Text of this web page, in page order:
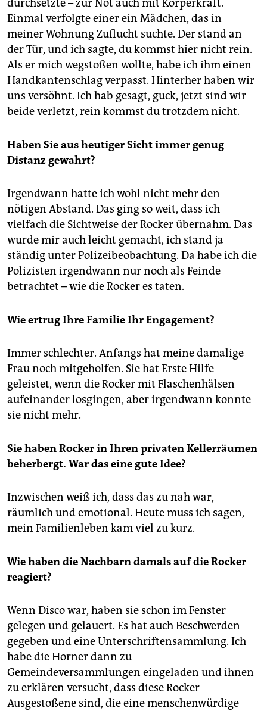
durchsetzte – zur Not auch mit Körperkraft.
Einmal verfolgte einer ein Mädchen, das in
meiner Wohnung Zuflucht suchte. Der stand an
der Tür, und ich sagte, du kommst hier nicht rein.
Als er mich wegstoßen wollte, habe ich ihm einen
Handkantenschlag verpasst. Hinterher haben wir
uns versöhnt. Ich hab gesagt, guck, jetzt sind wir
beide verletzt, rein kommst du trotzdem nicht.
Haben Sie aus heutiger Sicht immer genug
Distanz gewahrt?
Irgendwann hatte ich wohl nicht mehr den
nötigen Abstand. Das ging so weit, dass ich
vielfach die Sichtweise der Rocker übernahm. Das
wurde mir auch leicht gemacht, ich stand ja
ständig unter Polizeibeobachtung. Da habe ich die
Polizisten irgendwann nur noch als Feinde
betrachtet – wie die Rocker es taten.
Wie ertrug Ihre Familie Ihr Engagement?
Immer schlechter. Anfangs hat meine damalige
Frau noch mitgeholfen. Sie hat Erste Hilfe
geleistet, wenn die Rocker mit Flaschenhälsen
aufeinander losgingen, aber irgendwann konnte
sie nicht mehr.
Sie haben Rocker in Ihren privaten Kellerräumen
beherbergt. War das eine gute Idee?
Inzwischen weiß ich, dass das zu nah war,
räumlich und emotional. Heute muss ich sagen,
mein Familienleben kam viel zu kurz.
Wie haben die Nachbarn damals auf die Rocker
reagiert?
Wenn Disco war, haben sie schon im Fenster
gelegen und gelauert. Es hat auch Beschwerden
gegeben und eine Unterschriftensammlung. Ich
habe die Horner dann zu
Gemeindeversammlungen eingeladen und ihnen
zu erklären versucht, dass diese Rocker
Ausgestoßene sind, die eine menschenwürdige